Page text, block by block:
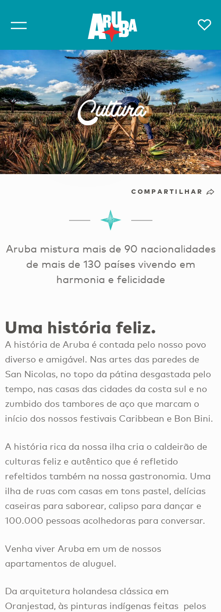
Cultura
COMPARTILHAR
Aruba mistura mais de 90 nacionalidades
de mais de 130 países vivendo em
harmonia e felicidade
Uma história feliz.
A história de Aruba é contada pelo nosso povo
diverso e amigável. Nas artes das paredes de
San Nicolas, no topo da pátina desgastada pelo
tempo, nas casas das cidades da costa sul e no
zumbido dos tambores de aço que marcam o
início dos nossos festivais Caribbean e Bon Bini.
A história rica da nossa ilha cria o caldeirão de
culturas feliz e autêntico que é refletido
refeltidos também na nossa gastronomia. Uma
ilha de ruas com casas em tons pastel, delícias
caseiras para saborear, calipso para dançar e
100.000 pessoas acolhedoras para conversar.
Venha viver Aruba em um de nossos
apartamentos de aluguel.
Da arquitetura holandesa clássica em
Oranjestad, às pinturas indígenas feitas pelos